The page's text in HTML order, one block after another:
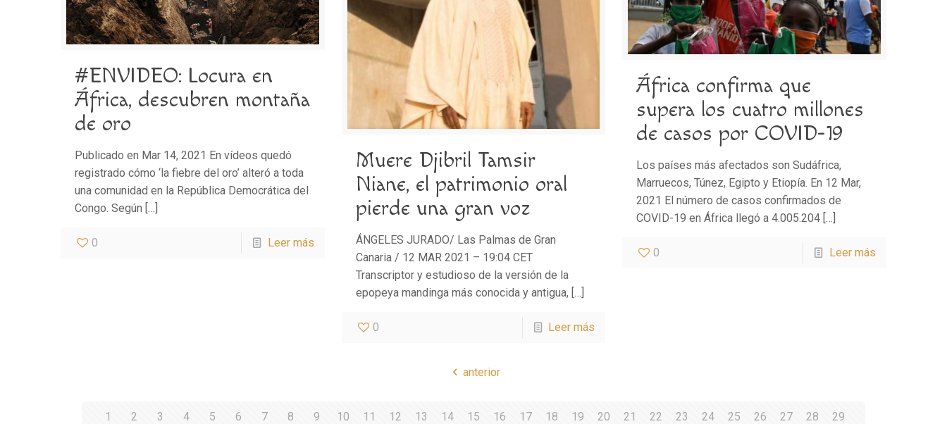
#ENVIDEO: Locura en
África, descubren montaña
de oro
Publicado en Mar 14, 2021 En vídeos quedó
registrado cómo ‘la fiebre del oro’ alteró a toda
una comunidad en la República Democrática del
Congo. Según […]
0 Leer más
África confirma que
supera los cuatro millones
de casos por COVID-19
Los países más afectados son Sudáfrica,
Marruecos, Túnez, Egipto y Etiopía. En 12 Mar,
2021 El número de casos confirmados de
COVID-19 en África llegó a 4.005.204 […]
0 Leer más
Muere Djibril Tamsir
Niane, el patrimonio oral
pierde una gran voz
ÁNGELES JURADO/ Las Palmas de Gran
Canaria / 12 MAR 2021 – 19:04 CET
Transcriptor y estudioso de la versión de la
epopeya mandinga más conocida y antigua, […]
0 Leer más
anterior
1 2 3 4 5 6 7 8 9 10 11 12 13 14 15 16 17 18 19 20 21 22 23 24 25 26 27 28
29